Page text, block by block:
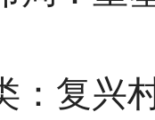
：复兴